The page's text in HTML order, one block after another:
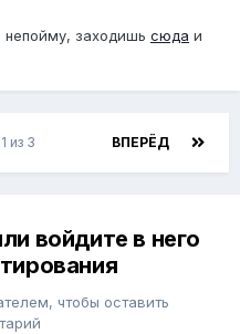
непойму, заходишь сюда и
ВПЕРЁД
из 3
войдите в него
чтобы оставить